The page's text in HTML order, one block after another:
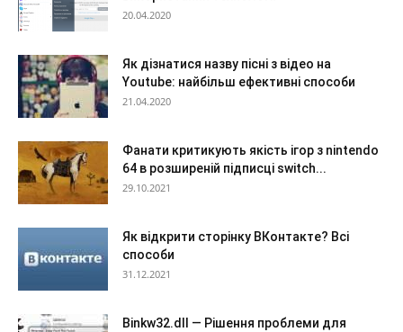
20.04.2020
Як дізнатися назву пісні з відео на
Youtube: найбільш ефективні способи
21.04.2020
Фанати критикують якість ігор з nintendo
64 в розширеній підписці switch...
29.10.2021
Як відкрити сторінку ВКонтакте? Всі
способи
31.12.2021
Binkw32.dll — Рішення проблеми для